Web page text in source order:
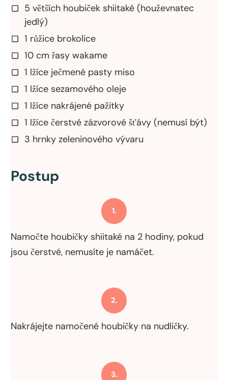
5 větších houbiček shiitaké (houževnatec
jedlý)
1 růžice brokolice
10 cm řasy wakame
1 lžíce ječmené pasty miso
1 lžíce sezamového oleje
1 lžíce nakrájené pažitky
1 lžíce čerstvé zázvorové šťávy (nemusí být)
3 hrnky zeleninového vývaru
Postup
1.
Namočte houbičky shiitaké na 2 hodiny, pokud
jsou čerstvé, nemusíte je namáčet.
2.
Nakrájejte namočené houbičky na nudličky.
3.